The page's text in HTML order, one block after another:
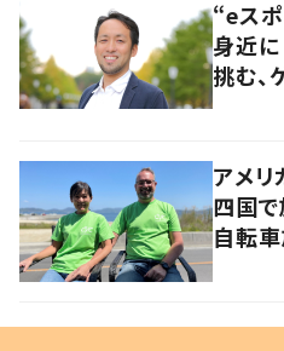
“eス
身近
挑む、
アメリ
四国
自転